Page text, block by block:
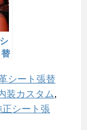
シート張替
装カスタム,
正シート張